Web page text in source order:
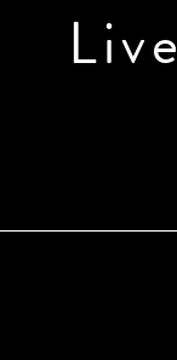
Live